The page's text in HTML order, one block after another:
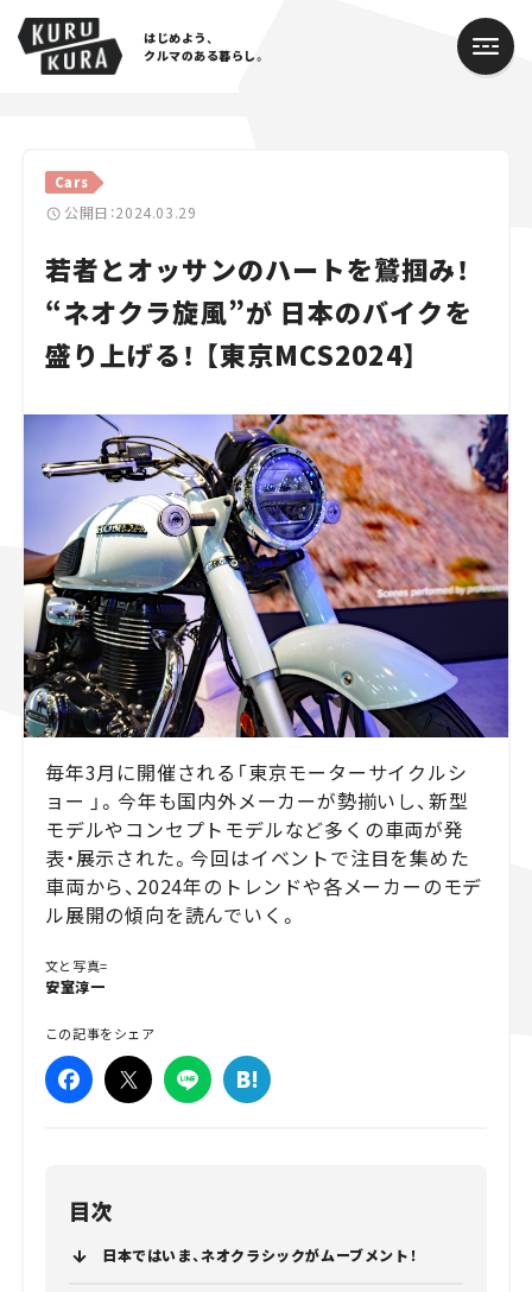
はじめよう、
クルマのある暮らし。
Cars
公開日：2024.03.29
若者とオッサンのハートを鷲掴み！
“ネオクラ旋風”が 日本のバイクを
盛り上げる！ 【東京MCS2024】
毎年3月に開催される「東京モーターサイクルシ
ョー 」。今年も国内外メーカーが勢揃いし、新型
モデルやコンセプトモデルなど多くの車両が発
表・展示された。今回はイベントで注目を集めた
車両から、2024年のトレンドや各メーカーのモデ
ル展開の傾向を読んでいく。
文と写真=
安室淳一
この記事をシェア
目次
日本ではいま、ネオクラシックがムーブメント！
Cars
Lifestyle
Traffic
Special
Series
Campaign
人気のハッシュタグ
スズキ ジムニー｜Suzuki Jimny
スズキ｜Suzuki
マツダ｜Mazda
マツダ ロードスター｜Mazda Roadster